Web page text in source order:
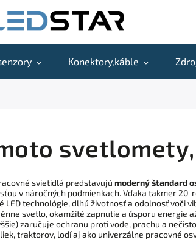
Konektory,káble
svietidlá predstavujú moderný štandard
v náročných podmienkach. Vďaka takmer
LED technológie, dlhú životnosť a odolnosť voči
svetlo, okamžité zapnutie a úsporu energie
zaručuje ochranu proti vode, prachu a
traktorov, lodí aj ako univerzálne pracovné